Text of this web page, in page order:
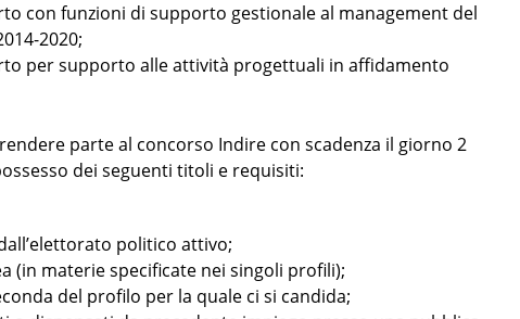
con funzioni di supporto gestionale al management del
2020;
per supporto alle attività progettuali in affidamento
parte al concorso Indire con scadenza il giorno 2
dei seguenti titoli e requisiti:
politico attivo;
(in materie specificate nei singoli profili);
del profilo per la quale ci si candida;